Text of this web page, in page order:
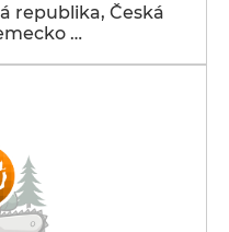
republika, Česká
…